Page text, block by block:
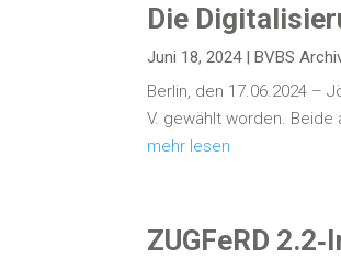
Die
Juni 18, 2024|BVBS
Ber­lin, den 17.06.2024 –
V. gewählt wor­den.
mehr lesen
ZUGFeRD